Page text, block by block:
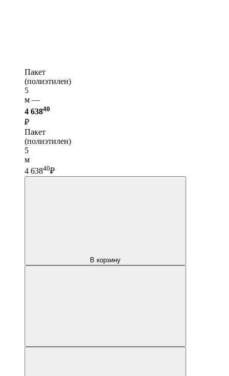
Пакет
(полиэтилен)
5
м —
4 63840
₽
Пакет
(полиэтилен)
5
м
4 63840₽
В корзину